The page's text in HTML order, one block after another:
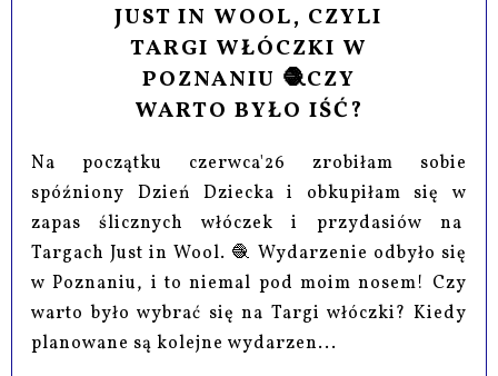
JUST IN WOOL, CZYLI
TARGI WŁÓCZKI W
POZNANIU 🧶CZY
WARTO BYŁO IŚĆ?
Na początku czerwca'26 zrobiłam sobie
spóźniony Dzień Dziecka i obkupiłam się w
zapas ślicznych włóczek i przydasiów na
Targach Just in Wool. 🧶 Wydarzenie odbyło się
w Poznaniu, i to niemal pod moim nosem! Czy
warto było wybrać się na Targi włóczki? Kiedy
planowane są kolejne wydarzen...